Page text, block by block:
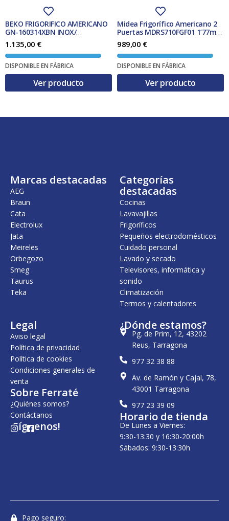
BEKO FRIGORIFICO AMERICANO
GN-160314XBN INOX/
179x91cm/N.F./CLASE E
1.135,00 €
DISPONIBLE EN FÁBRICA
Ver producto
Midea Frigorífico Americano 2
Puertas MDRS710FGF01 1’77m
Blanco NoFrost 532L Clase F
989,00 €
DISPONIBLE EN FÁBRICA
Ver producto
Marcas destacadas
AEG
Braun
Cata
Electrolux
Jata
Meireles
Orbegozo
Smeg
Taurus
Teka
Categorías
destacadas
Cocinas
Lavavajillas
Frigoríficos
Pequeños electrodomésticos
Cuidado personal
Lavado y secado
Televisores, informática y
sonido
Climatización
Termos y calentadores
Legal
Aviso legal
Política de privacidad
Política de cookies
Condiciones generales de
venta
Sobre Ferraté
¿Quiénes somos?
Contáctanos
¡Síguenos!
I F
s
u
¿Dónde estamos?
Pg. de Prim, 12, 43202
Reus, Tarragona
977 32 38 88
Av. de Ramón y Cajal, 78,
43001 Tarragona
977 23 39 09
Horario de tienda
De Lunes a Viernes:
9:30-13:30 y 16:30-20:00h
Sábados: 9:30-13:30h
Pago seguro: